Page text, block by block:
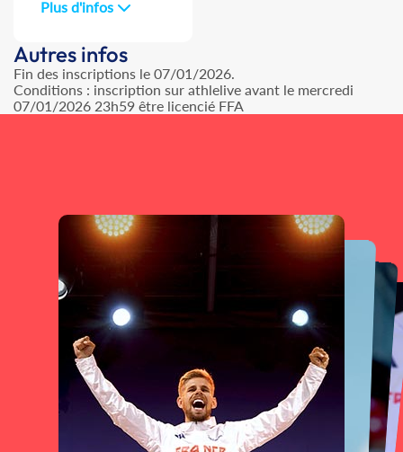
Plus d'infos
Autres infos
Fin des inscriptions le 07/01/2026.
Conditions : inscription sur athlelive avant le mercredi
07/01/2026 23h59 être licencié FFA